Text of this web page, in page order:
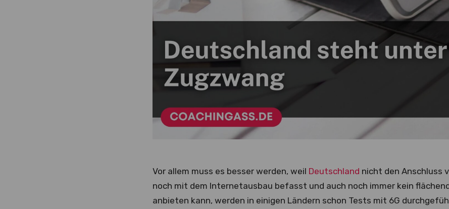
Vor allem muss es besser werden, weil Deutschland nicht den Anschluss
noch mit dem Internetausbau befasst und auch noch immer kein
anbieten kann, werden in einigen Ländern schon Tests mit 6G